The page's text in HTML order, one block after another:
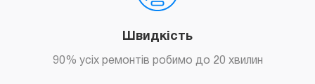
Швидкість
90% усіх ремонтів робимо до 20 хвилин